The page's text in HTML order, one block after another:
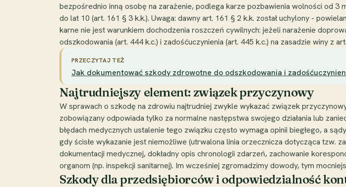
bezpośrednio inną osobę na zarażenie, podlega karze pozbawienia wolności od
do lat 10 (art. 161 § 3 k.k.). Uwaga: dawny art. 161 § 2 k.k. został uchylony -
karne nie jest warunkiem dochodzenia roszczeń cywilnych: jeżeli narażenie
odszkodowania (art. 444 k.c.) i zadośćuczynienia (art. 445 k.c.) na zasadzie winy z
PRZECZYTAJ TEŻ
Jak dokumentować szkody zdrowotne do odszkodowania i
Najtrudniejszy element: związek przyczynowy
W sprawach o szkodę na zdrowiu najtrudniej zwykle wykazać związek
zobowiązany odpowiada tylko za normalne następstwa swojego działania lub
błędach medycznych ustalenie tego związku często wymaga opinii biegłego, a
gdy ścisłe wykazanie jest niemożliwe (utrwalona linia orzecznicza dotycząca tzw.
dokumentacji medycznej, dokładny opis chronologii zdarzeń, zachowanie
organom (np. inspekcji sanitarnej). Im wcześniej zgromadzimy dowody, tym
Szkody dla przedsiębiorców i odpowiedzialność